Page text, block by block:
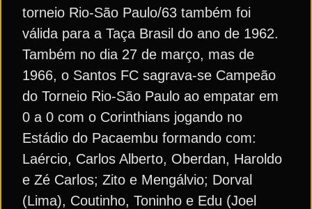
torneio Rio-São Paulo/63 também foi
válida para a Taça Brasil do ano de 1962.
Também no dia 27 de março, mas de
1966, o Santos FC sagrava-se Campeão
do Torneio Rio-São Paulo ao empatar em
0 a 0 com o Corinthians jogando no
Estádio do Pacaembu formando com:
Laércio, Carlos Alberto, Oberdan, Haroldo
e Zé Carlos; Zito e Mengálvio; Dorval
(Lima), Coutinho, Toninho e Edu (Joel